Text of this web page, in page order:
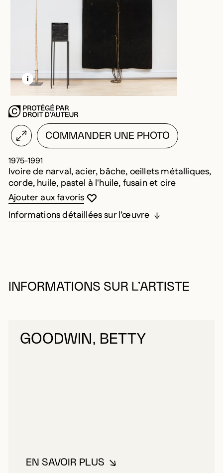
EN SAVOIR PLUS SUR CETTE IMAGE
OUVRIR LA MODALE
COMMANDER UNE PHOTO
1975-1991
Ivoire de narval, acier, bâche, oeillets métalliques,
corde, huile, pastel à l'huile, fusain et cire
Vous devez être connecté pour ajouter
Fermer la modale
Ouvrir la modale
Ajouter aux favoris
Informations détaillées sur l’œuvre
INFORMATIONS SUR L’ARTISTE
GOODWIN, BETTY
EN SAVOIR PLUSÀ PROPOS DE GOODWIN, BETTY